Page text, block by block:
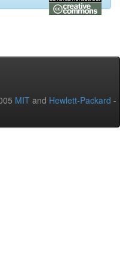
MIT and Hewlett-Packard -